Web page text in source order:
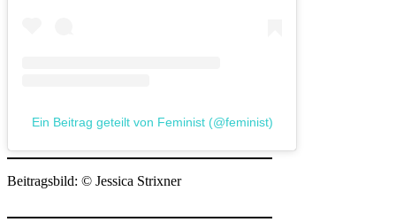
Ein Beitrag geteilt von Feminist (@feminist)
Beitragsbild: © Jessica Strixner